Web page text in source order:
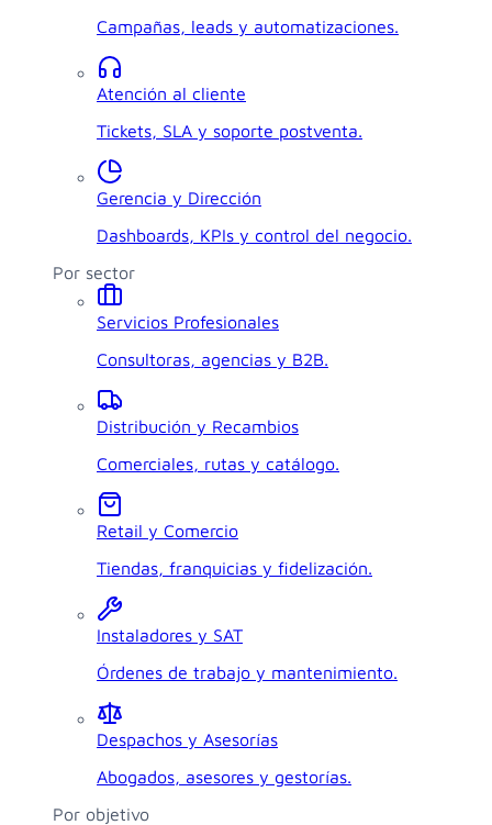
Campañas, leads y automatizaciones.
Atención al cliente
Tickets, SLA y soporte postventa.
Gerencia y Dirección
Dashboards, KPIs y control del negocio.
Por sector
Servicios Profesionales
Consultoras, agencias y B2B.
Distribución y Recambios
Comerciales, rutas y catálogo.
Retail y Comercio
Tiendas, franquicias y fidelización.
Instaladores y SAT
Órdenes de trabajo y mantenimiento.
Despachos y Asesorías
Abogados, asesores y gestorías.
Por objetivo